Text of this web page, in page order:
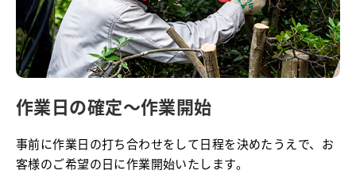
作業日の確定～作業開始
事前に作業日の打ち合わせをして日程を決めたうえで、お
客様のご希望の日に作業開始いたします。